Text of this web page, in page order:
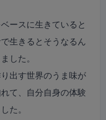
ースに生きていると
生きるとそうなるん
した。
出す世界のうま味が
て、自分自身の体験
た。